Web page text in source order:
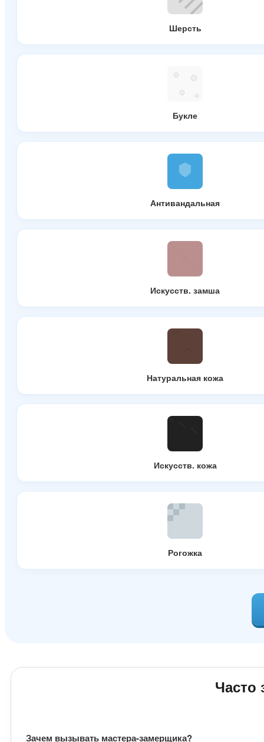
Шерсть
Букле
Антивандальная
Искусств. замша
Натуральная кожа
Искусств. кожа
Рогожка
Часто
Зачем вызывать мастера-замерщика?